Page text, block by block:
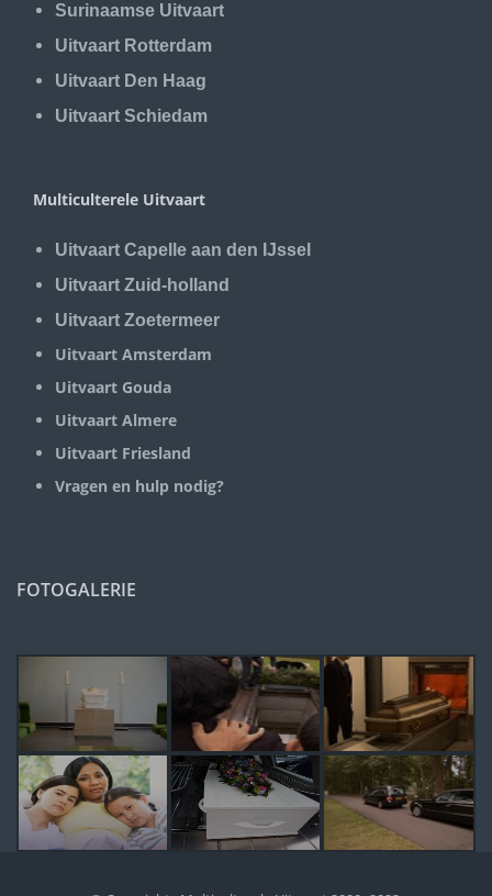
Surinaamse Uitvaart
Uitvaart Rotterdam
Uitvaart Den Haag
Uitvaart Schiedam
Multiculterele Uitvaart
Uitvaart Capelle aan den IJssel
Uitvaart Zuid-holland
Uitvaart Zoetermeer
Uitvaart Amsterdam
Uitvaart Gouda
Uitvaart Almere
Uitvaart Friesland
Vragen en hulp nodig?
FOTOGALERIE